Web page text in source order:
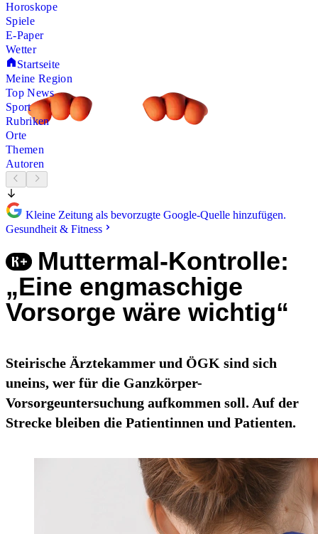
Horoskope
Spiele
E-Paper
Wetter
Startseite
Meine Region
Top News
Sport
Rubriken
Orte
Themen
Autoren
Kleine Zeitung als bevorzugte Google-Quelle hinzufügen.
Gesundheit & Fitness
Muttermal-Kontrolle:
„Eine engmaschige
Vorsorge wäre wichtig“
Steirische Ärztekammer und ÖGK sind sich
uneins, wer für die Ganzkörper-
Vorsorgeuntersuchung aufkommen soll. Auf der
Strecke bleiben die Patientinnen und Patienten.